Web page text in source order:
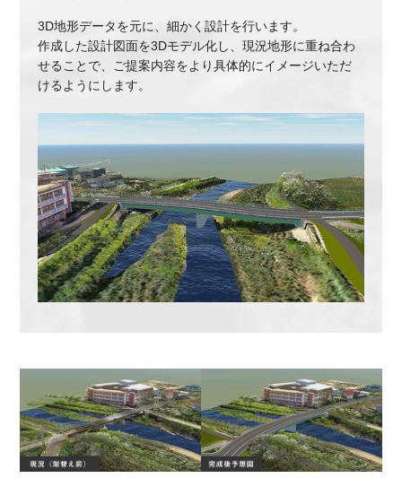
3D地形データを元に、細かく設計を行います。
作成した設計図面を3Dモデル化し、現況地形に重ね合わ
せることで、ご提案内容をより具体的にイメージいただ
けるようにします。